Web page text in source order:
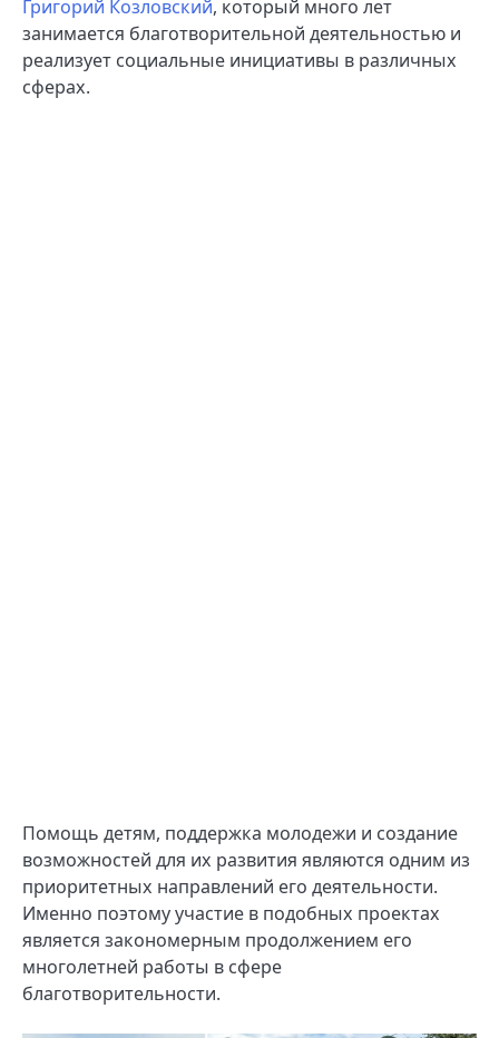
Григорий Козловский, который много лет
занимается благотворительной деятельностью и
реализует социальные инициативы в различных
сферах.
Помощь детям, поддержка молодежи и создание
возможностей для их развития являются одним из
приоритетных направлений его деятельности.
Именно поэтому участие в подобных проектах
является закономерным продолжением его
многолетней работы в сфере
благотворительности.